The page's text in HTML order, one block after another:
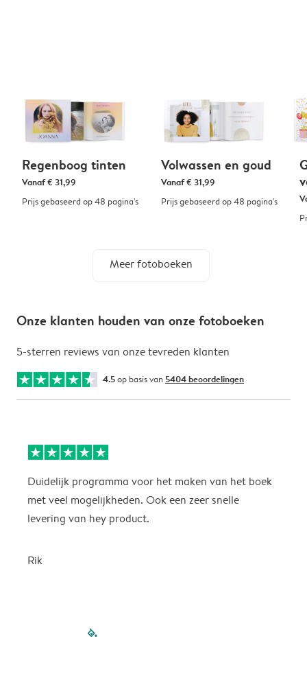
Regenboog tinten
Vanaf€ 31,99
Prijs gebaseerd op 48 pagina's
Volwassen en goud
Vanaf€ 31,99
Prijs gebaseerd op 48 pagina's
Meer fotoboeken
Onze klanten houden van onze fotoboeken
5-sterren reviews van onze tevreden klanten
4.5op basis van 5404 beoordelingen
Duidelijk programma voor het maken van het boek
met veel mogelijkheden. Ook een zeer snelle
levering van hey product.
Rik
filled-pagination